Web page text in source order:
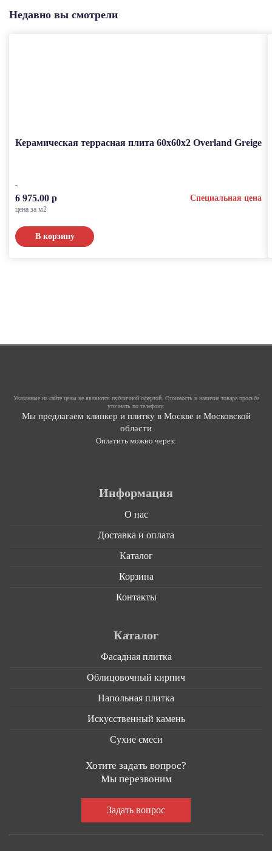
Недавно вы смотрели
Керамическая террасная плита 60x60x2 Overland Greige
6 975.00 р Специальная цена
цена за м2
В корзину
Указанные на сайте цены не являются публичной офертой. Стоимость и наличие товара просьба
уточнять по телефону.
Мы предлагаем клинкер и плитку в Москве и Московской
области
Оплатить можно через:
Информация
О нас
Доставка и оплата
Каталог
Корзина
Контакты
Каталог
Фасадная плитка
Облицовочный кирпич
Напольная плитка
Искусственный камень
Сухие смеси
Хотите задать вопрос?
Мы перезвоним